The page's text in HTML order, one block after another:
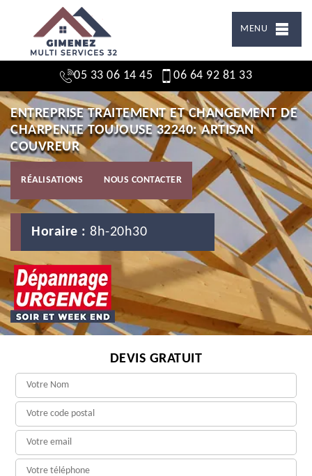
MENU
05 33 06 14 45 06 64 92 81 33
ENTREPRISE TRAITEMENT ET CHANGEMENT DE
CHARPENTE TOUJOUSE 32240: ARTISAN
COUVREUR
RÉALISATIONS NOUS CONTACTER
Horaire : 8h-20h30
DEVIS GRATUIT